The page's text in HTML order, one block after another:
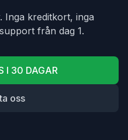
Inga kreditkort, inga
från dag 1.
I 30 DAGAR
oss